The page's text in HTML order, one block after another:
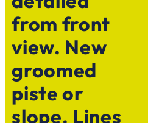
from front
view. New
groomed
piste or
slope. Lines